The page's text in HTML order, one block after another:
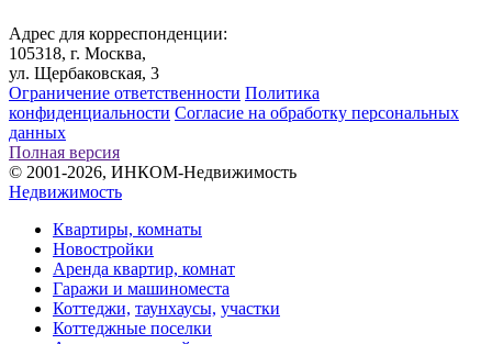
Адрес для корреспонденции:
105318, г. Москва,
ул. Щербаковская, 3
Ограничение ответственности Политика
конфиденциальности Согласие на обработку персональных
данных
Полная версия
© 2001-2026, ИНКОМ-Недвижимость
Недвижимость
Квартиры, комнаты
Новостройки
Аренда квартир, комнат
Гаражи и машиноместа
Коттеджи, таунхаусы, участки
Коттеджные поселки